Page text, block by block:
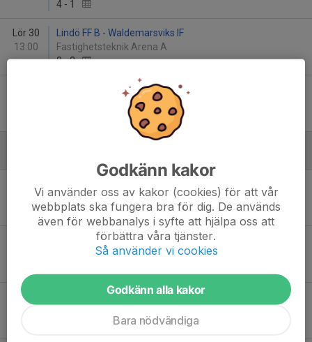
4 - 1
Lör 30
13:00
Lindö FF B - Waldemarsviks IF
Fastighetsteknik Arena A
0-2
Waldemarsviks IF - Simonstorps IF B
19:00
Grännäs IP 3, Liedholmsplan
2- 2
Waldemarsviks IF - Kättinge IF
Grännäs IP
Tor 18
Waldemarsviks IF - Svärtinge SK
Godkänn kakor
Vi använder oss av kakor (cookies) för att vår
webbplats ska fungera bra för dig. De används
även för webbanalys i syfte att hjälpa oss att
förbättra våra tjänster.
Så använder vi cookies
Godkänn alla kakor
Bara nödvändiga